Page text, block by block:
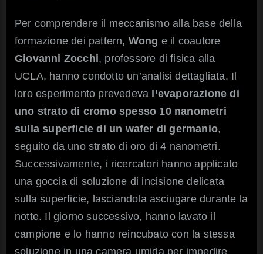
Per comprendere il meccanismo alla base della
formazione dei pattern, Wong e il coautore
Giovanni Zocchi, professore di fisica alla
UCLA, hanno condotto un’analisi dettagliata. Il
loro esperimento prevedeva l’evaporazione di
uno strato di cromo spesso 10 nanometri
sulla superficie di un wafer di germanio,
seguito da uno strato di oro di 4 nanometri.
Successivamente, i ricercatori hanno applicato
una goccia di soluzione di incisione delicata
sulla superficie, lasciandola asciugare durante la
notte. Il giorno successivo, hanno lavato il
campione e lo hanno reincubato con la stessa
soluzione in una camera umida per impedire